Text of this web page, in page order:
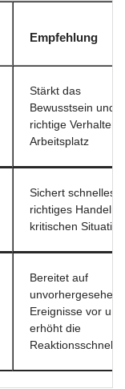
Empfehlung
Stärkt das
Bewusstsein und
richtige Verhalten
Arbeitsplatz
Sichert schnelles
richtiges Handeln
kritischen
Bereitet auf
unvorhergesehene
Ereignisse vor und
erhöht die